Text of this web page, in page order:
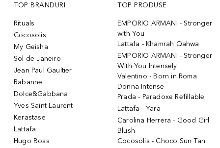
TOP BRANDURI
Rituals
Cocosolis
My Geisha
Sol de Janeiro
Jean Paul Gaultier
Rabanne
Dolce&Gabbana
Yves Saint Laurent
Kerastase
Lattafa
Hugo Boss
TOP PRODUSE
EMPORIO ARMANI - Stronger
with You
Lattafa - Khamrah Qahwa
EMPORIO ARMANI - Stronger
With You Intensely
Valentino - Born in Roma
Donna Intense
Prada - Paradoxe Refillable
Lattafa - Yara
Carolina Herrera - Good Girl
Blush
Cocosolis - Choco Sun Tan